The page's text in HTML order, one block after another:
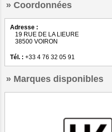
Coordonnées
Adresse :
19 RUE DE LA LIEURE
38500 VOIRON
Tél. : +33 4 76 32 05 91
Marques disponibles